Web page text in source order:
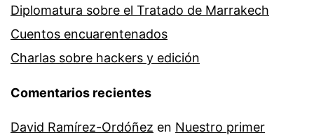
Diplomatura sobre el Tratado de Marrakech
Cuentos encuarentenados
Charlas sobre hackers y edición
Comentarios recientes
David Ramírez-Ordóñez en Nuestro primer